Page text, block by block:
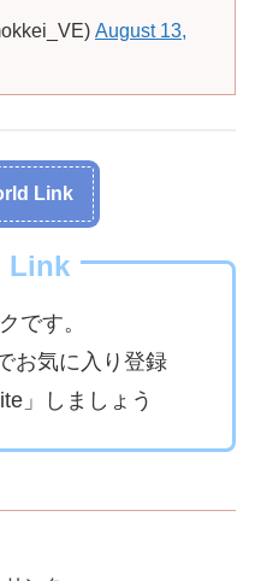
August 13,
Link
Link
です。
お気に入り登録
」しましょう